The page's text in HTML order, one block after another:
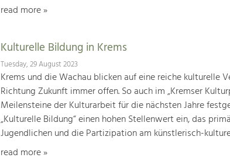
read more »
Kulturelle Bildung in Krems
Tuesday, 29 August 2023
Krems und die Wachau blicken auf eine reiche kulturelle
Richtung Zukunft immer offen. So auch im „Kremser
Meilensteine der Kulturarbeit für die nächsten Jahre
„Kulturelle Bildung“ einen hohen Stellenwert ein, das
Jugendlichen und die Partizipation am künstlerisch-
read more »